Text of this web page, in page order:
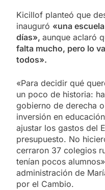
Kicillof planteó que
inauguró «una
días», aunque aclaró
falta mucho, pero lo
todos».
«Para decidir qué
un poco de historia:
gobierno de derecha
inversión en
ajustar los gastos del
presupuesto. No
cerraron 37 colegios
tenían pocos
administración de
por el Cambio.